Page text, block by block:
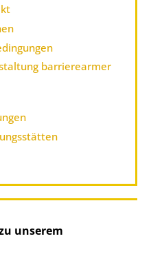
barrierearmer
unserem